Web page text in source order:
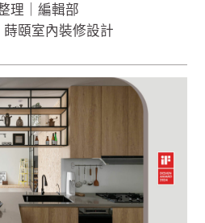
理｜編輯部
頤室內裝修設計